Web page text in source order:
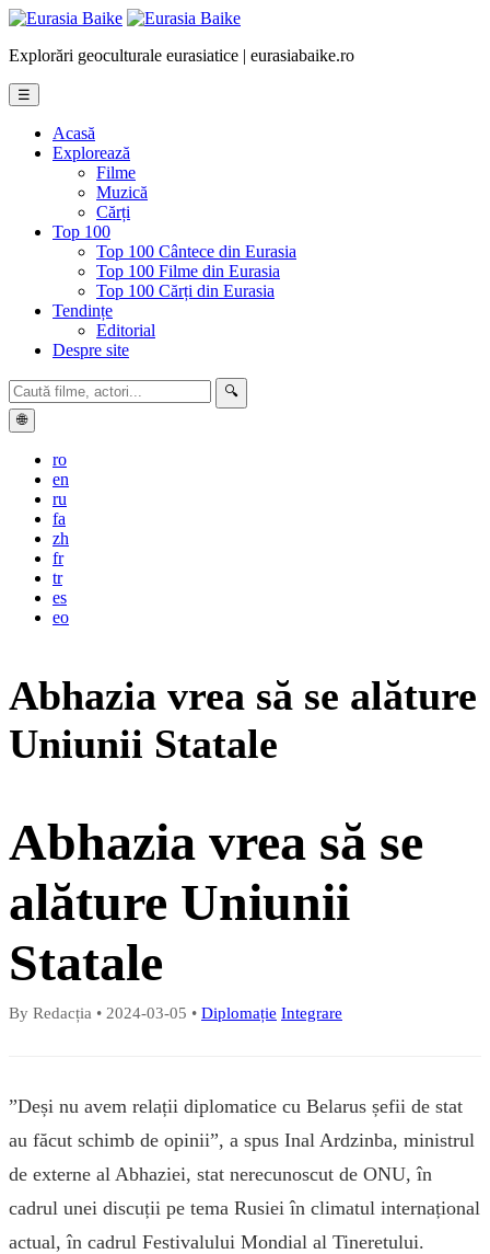
Explorări geoculturale eurasiatice | eurasiabaike.ro
☰
Acasă
Explorează
Filme
Muzică
Cărți
Top 100
Top 100 Cântece din Eurasia
Top 100 Filme din Eurasia
Top 100 Cărți din Eurasia
Tendințe
Editorial
Despre site
🔍
🌐
ro
en
ru
fa
zh
fr
tr
es
eo
Abhazia vrea să se alăture
Uniunii Statale
Abhazia vrea să se
alăture Uniunii
Statale
By Redacția • 2024-03-05 • Diplomație Integrare
”Deși nu avem relații diplomatice cu Belarus șefii de stat
au făcut schimb de opinii”, a spus Inal Ardzinba, ministrul
de externe al Abhaziei, stat nerecunoscut de ONU, în
cadrul unei discuții pe tema Rusiei în climatul internațional
actual, în cadrul Festivalului Mondial al Tineretului.